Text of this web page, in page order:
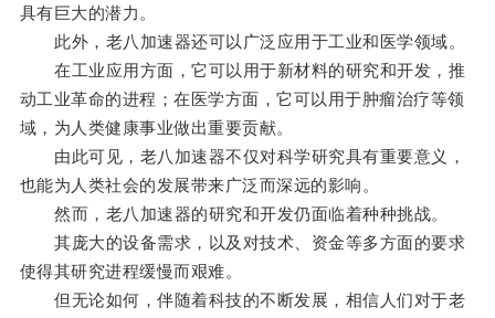
具有巨大的潜力。
此外，老八加速器还可以广泛应用于工业和医学领域。
在工业应用方面，它可以用于新材料的研究和开发，推
动工业革命的进程；在医学方面，它可以用于肿瘤治疗等领
域，为人类健康事业做出重要贡献。
由此可见，老八加速器不仅对科学研究具有重要意义，
也能为人类社会的发展带来广泛而深远的影响。
然而，老八加速器的研究和开发仍面临着种种挑战。
其庞大的设备需求，以及对技术、资金等多方面的要求
使得其研究进程缓慢而艰难。
但无论如何，伴随着科技的不断发展，相信人们对于老